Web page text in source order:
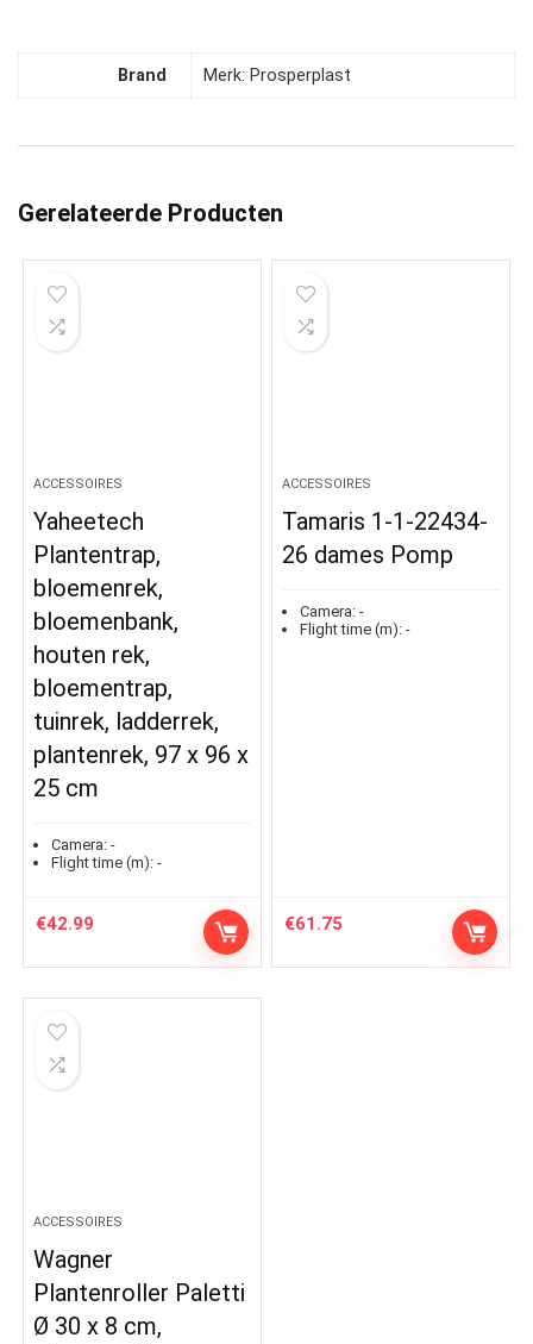
Brand Merk: Prosperplast
Gerelateerde Producten
ACCESSOIRES
Yaheetech
Plantentrap,
bloemenrek,
bloemenbank,
houten rek,
bloementrap,
tuinrek, ladderrek,
plantenrek, 97 x 96 x
25 cm
Camera: -
Flight time (m): -
€42.99
ACCESSOIRES
Tamaris 1-1-22434-
26 dames Pomp
Camera: -
Flight time (m): -
€61.75
ACCESSOIRES
Wagner
Plantenroller Paletti
Ø 30 x 8 cm,